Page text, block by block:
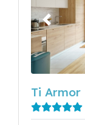
Précédent
Ti Armor